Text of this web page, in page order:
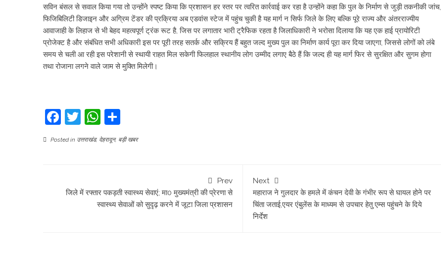
सविन बंसल से सवाल किया गया तो उन्होंने स्पष्ट किया कि प्रशासन हर स्तर पर त्वरित कार्रवाई कर रहा है उन्होंने कहा कि पुल के निर्माण से जुड़ी तकनीकी जांच,
फिजिबिलिटी डिजाइन और अग्रिम टेंडर की प्रक्रिया अब एडवांस स्टेज में पहुंच चुकी है यह मार्ग न सिर्फ जिले के लिए बल्कि पूरे राज्य और अंतरराज्यीय
आवाजाही के लिहाज से भी बेहद महत्वपूर्ण ट्रंक रूट है, जिस पर लगातार भारी ट्रैफिक रहता है जिलाधिकारी ने भरोसा दिलाया कि यह एक हाई प्रायोरिटी
प्रोजेक्ट है और संबंधित सभी अधिकारी इस पर पूरी तरह सतर्क और सक्रिय हैं बहुत जल्द मुख्य पुल का निर्माण कार्य पूरा कर दिया जाएगा, जिससे लोगों को लंबे
समय से चली आ रही इस परेशानी से स्थायी राहत मिल सकेगी फिलहाल स्थानीय लोग उम्मीद लगाए बैठे हैं कि जल्द ही यह मार्ग फिर से सुरक्षित और सुगम होगा
तथा रोजाना लगने वाले जाम से मुक्ति मिलेगी।
Facebook
TwitterWhatsApp
Posted in उत्तराखंड, देहरादून, बड़ी खबर
Prev
जिले में रफ्तार पकड़ती स्वास्थ्य सेवाएं; मा0 मुख्यमंत्री की प्रेरणा से
स्वास्थ्य सेवाओं को सुदृढ़ करने में जूटा जिला प्रशासन
Next
महाराज ने गुलदार के हमले में कंचन देवी के गंभीर रूप से घायल होने पर
चिंता जताई,एयर एंबुलेंस के माध्यम से उपचार हेतु एम्स पहुंचने के दिये
निर्देश